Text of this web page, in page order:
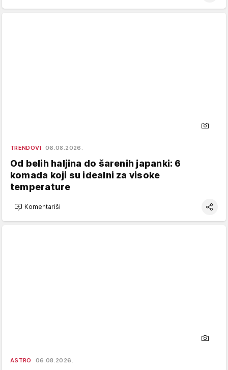
TRENDOVI 06.08.2026.
Od belih haljina do šarenih japanki: 6
komada koji su idealni za visoke
temperature
Komentariši
ASTRO 06.08.2026.